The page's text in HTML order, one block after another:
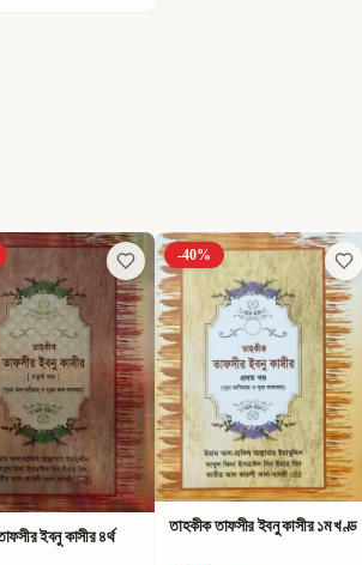
ইবনু কাসীর ১ম খণ্ড
-40%